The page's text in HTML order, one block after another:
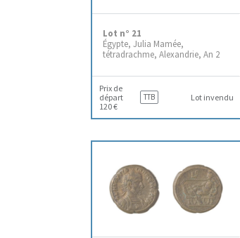
Lot n° 21
Égypte, Julia Mamée,
tétradrachme, Alexandrie, An 2
Prix de
départ
120 €
TTB Lot invendu